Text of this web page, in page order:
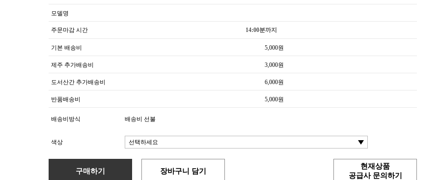
모델명
주문마감 시간 14:00분까지
기본 배송비 5,000원
제주 추가배송비 3,000원
도서산간 추가배송비 6,000원
반품배송비 5,000원
배송비방식 배송비 선불
색상
구매하기 장바구니 담기
현재상품
공급사 문의하기